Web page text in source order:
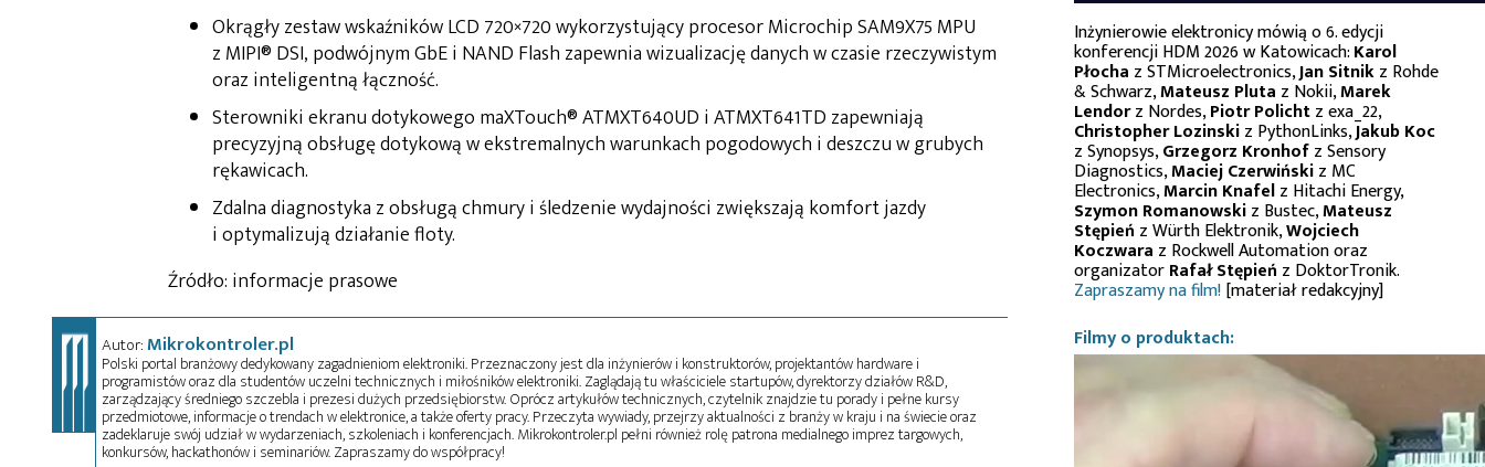
Okrągły zestaw wskaźników LCD 720×720 wykorzystujący procesor Microchip SAM9X75 MPU
z MIPI® DSI, podwójnym GbE i NAND Flash zapewnia wizualizację danych w czasie rzeczywistym
oraz inteligentną łączność.
Sterowniki ekranu dotykowego maXTouch® ATMXT640UD i ATMXT641TD zapewniają
precyzyjną obsługę dotykową w ekstremalnych warunkach pogodowych i deszczu w grubych
rękawicach.
Zdalna diagnostyka z obsługą chmury i śledzenie wydajności zwiększają komfort jazdy
i optymalizują działanie floty.
Źródło: informacje prasowe
Autor:Mikrokontroler.pl
Polski portal branżowy dedykowany zagadnieniom elektroniki. Przeznaczony jest dla inżynierów i konstruktorów, projektantów hardware i
programistów oraz dla studentów uczelni technicznych i miłośników elektroniki. Zaglądają tu właściciele startupów, dyrektorzy działów R&D,
zarządzający średniego szczebla i prezesi dużych przedsiębiorstw. Oprócz artykułów technicznych, czytelnik znajdzie tu porady i pełne kursy
przedmiotowe, informacje o trendach w elektronice, a także oferty pracy. Przeczyta wywiady, przejrzy aktualności z branży w kraju i na świecie oraz
zadeklaruje swój udział w wydarzeniach, szkoleniach i konferencjach. Mikrokontroler.pl pełni również rolę patrona medialnego imprez targowych,
konkursów, hackathonów i seminariów. Zapraszamy do współpracy!
Inżynierowie elektronicy mówią o 6. edycji
konferencji HDM 2026 w Katowicach:Karol
Płocha z STMicroelectronics,Jan Sitnikz Rohde
& Schwarz,Mateusz Pluta z Nokii,Marek
Lendorz Nordes,Piotr Polichtz exa_22,
Christopher Lozinskiz PythonLinks,Jakub Koc
z Synopsys,Grzegorz Kronhofz Sensory
Diagnostics,Maciej Czerwińskiz MC
Electronics,Marcin Knafelz Hitachi Energy,
Szymon Romanowskiz Bustec,Mateusz
Stępień z Würth Elektronik,Wojciech
Koczwara z Rockwell Automation oraz
organizatorRafał Stępień z DoktorTronik.
Zapraszamy na film![materiał redakcyjny]
Filmy o produktach: